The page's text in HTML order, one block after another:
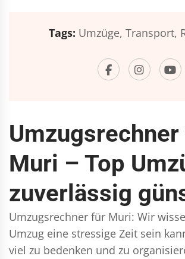
Tags: Umzüge, Transport,
Muri – Top
zuverlässig
Umzugsrechner für Muri: Wir
Umzug eine stressige Zeit sein
viel zu bedenken und zu